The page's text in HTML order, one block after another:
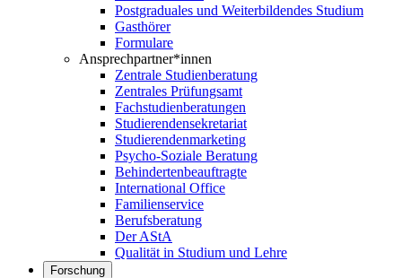
Postgraduales und Weiterbildendes Studium
Gasthörer
Formulare
Ansprechpartner*innen
Zentrale Studienberatung
Zentrales Prüfungsamt
Fachstudienberatungen
Studierendensekretariat
Studierendenmarketing
Psycho-Soziale Beratung
Behindertenbeauftragte
International Office
Familienservice
Berufsberatung
Der AStA
Qualität in Studium und Lehre
Forschung